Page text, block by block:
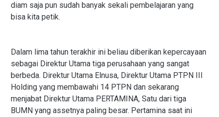
diam saja pun sudah banyak sekali pembelajaran yang
bisa kita petik.
Dalam lima tahun terakhir ini beliau diberikan kepercayaan
sebagai Direktur Utama tiga perusahaan yang sangat
berbeda. Direktur Utama Elnusa, Direktur Utama PTPN III
Holding yang membawahi 14 PTPN dan sekarang
menjabat Direktur Utama PERTAMINA, Satu dari tiga
BUMN yang assetnya paling besar. Pertamina saat ini